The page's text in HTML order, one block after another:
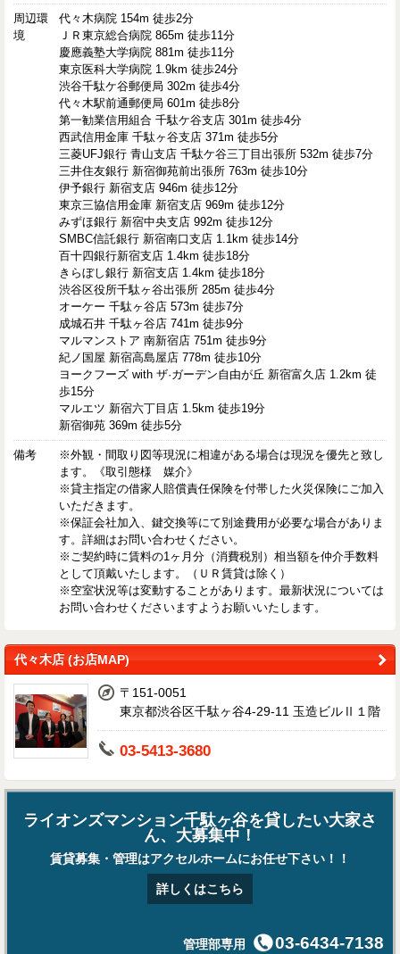
周辺環
境
代々木病院 154m 徒歩2分
ＪＲ東京総合病院 865m 徒歩11分
慶應義塾大学病院 881m 徒歩11分
東京医科大学病院 1.9km 徒歩24分
渋谷千駄ケ谷郵便局 302m 徒歩4分
代々木駅前通郵便局 601m 徒歩8分
第一勧業信用組合 千駄ケ谷支店 301m 徒歩4分
西武信用金庫 千駄ヶ谷支店 371m 徒歩5分
三菱UFJ銀行 青山支店 千駄ケ谷三丁目出張所 532m 徒歩7分
三井住友銀行 新宿御苑前出張所 763m 徒歩10分
伊予銀行 新宿支店 946m 徒歩12分
東京三協信用金庫 新宿支店 969m 徒歩12分
みずほ銀行 新宿中央支店 992m 徒歩12分
SMBC信託銀行 新宿南口支店 1.1km 徒歩14分
百十四銀行新宿支店 1.4km 徒歩18分
きらぼし銀行 新宿支店 1.4km 徒歩18分
渋谷区役所千駄ヶ谷出張所 285m 徒歩4分
オーケー 千駄ヶ谷店 573m 徒歩7分
成城石井 千駄ヶ谷店 741m 徒歩9分
マルマンストア 南新宿店 751m 徒歩9分
紀ノ国屋 新宿高島屋店 778m 徒歩10分
ヨークフーズ with ザ·ガーデン自由が丘 新宿富久店 1.2km 徒
歩15分
マルエツ 新宿六丁目店 1.5km 徒歩19分
新宿御苑 369m 徒歩5分
備考
※外観・間取り図等現況に相違がある場合は現況を優先と致し
ます。《取引態様 媒介》
※貸主指定の借家人賠償責任保険を付帯した火災保険にご加入
いただきます。
※保証会社加入、鍵交換等にて別途費用が必要な場合がありま
す。詳細はお問い合わせください。
※ご契約時に賃料の1ヶ月分（消費税別）相当額を仲介手数料
として頂戴いたします。（ＵＲ賃貸は除く）
※空室状況等は変動することがあります。最新状況については
お問い合わせくださいますようお願いいたします。
代々木店 (お店MAP)
〒151-0051
東京都渋谷区千駄ヶ谷4-29-11 玉造ビルⅡ１階
03-5413-3680
ライオンズマンション千駄ヶ谷を貸したい大家さ
ん、大募集中！
賃貸募集・管理はアクセルホームにお任せ下さい！！
詳しくはこちら
管理部専用 03-6434-7138